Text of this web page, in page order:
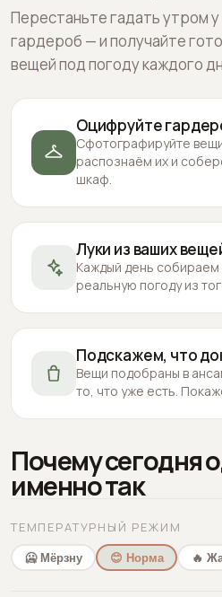
Перестаньте гадать утром
гардероб — и получайте
вещей под погоду каждого
Оцифруйте
Сфотографируйте
распознаём их и
шкаф.
Луки из ваших
Каждый день
реальную погоду из
Подскажем, что
Вещи подобраны в
то, что уже есть.
Почему сегодня
именно так
ТЕМПЕРАТУРНЫЙ РЕЖИМ
🥶 Мёрзну 😊 Норма 🔥